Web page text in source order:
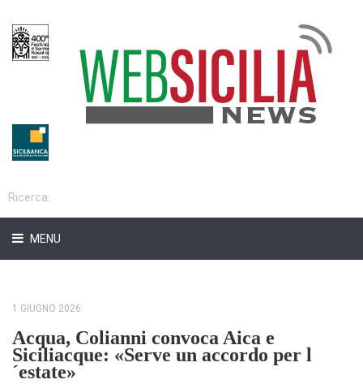
MENU
1 GIUGNO 2026
Acqua, Colianni convoca Aica e
Siciliacque: «Serve un accordo per l
´estate»